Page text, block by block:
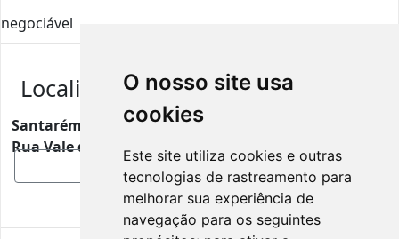
O nosso site usa
cookies
Este site utiliza cookies e outras
tecnologias de rastreamento para
melhorar sua experiência de
navegação para os seguintes
negociável
Localização
Santarém
Rua Vale de Choupos, Pontével, Portugal, 2070-465